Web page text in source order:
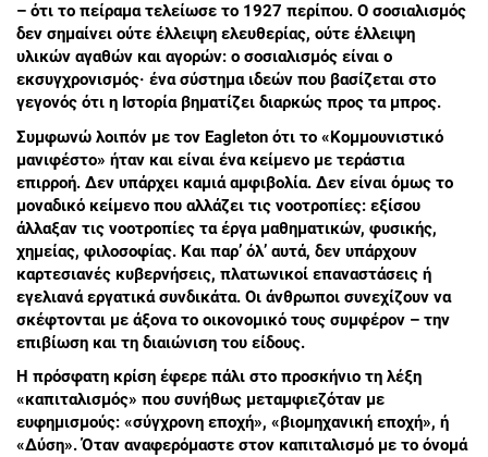
– ότι το πείραμα τελείωσε το 1927 περίπου. Ο σοσιαλισμός
δεν σημαίνει ούτε έλλειψη ελευθερίας, ούτε έλλειψη
υλικών αγαθών και αγορών: ο σοσιαλισμός είναι ο
εκσυγχρονισμός· ένα σύστημα ιδεών που βασίζεται στο
γεγονός ότι η Ιστορία βηματίζει διαρκώς προς τα μπρος.
Συμφωνώ λοιπόν με τον Eagleton ότι το «Κομμουνιστικό
μανιφέστο» ήταν και είναι ένα κείμενο με τεράστια
επιρροή. Δεν υπάρχει καμιά αμφιβολία. Δεν είναι όμως το
μοναδικό κείμενο που αλλάζει τις νοοτροπίες: εξίσου
άλλαξαν τις νοοτροπίες τα έργα μαθηματικών, φυσικής,
χημείας, φιλοσοφίας. Και παρ’ όλ’ αυτά, δεν υπάρχουν
καρτεσιανές κυβερνήσεις, πλατωνικοί επαναστάσεις ή
εγελιανά εργατικά συνδικάτα. Οι άνθρωποι συνεχίζουν να
σκέφτονται με άξονα το οικονομικό τους συμφέρον – την
επιβίωση και τη διαιώνιση του είδους.
Η πρόσφατη κρίση έφερε πάλι στο προσκήνιο τη λέξη
«καπιταλισμός» που συνήθως μεταμφιεζόταν με
ευφημισμούς: «σύγχρονη εποχή», «βιομηχανική εποχή», ή
«Δύση». Όταν αναφερόμαστε στον καπιταλισμό με το όνομά